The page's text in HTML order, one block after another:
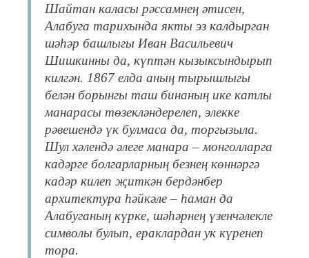
Шайтан каласы рәссамнең әтисен,
Алабуга тарихында якты эз калдырган
шәһәр башлыгы Иван Васильевич
Шишкинны да, күптән кызыксындырып
килгән. 1867 елда аның тырышлыгы
белән борынгы таш бинаның ике катлы
манарасы төзекләндерелеп, элекке
рәвешендә үк булмаса да, торгызыла.
Шул хәлендә әлеге манара – монголларга
кадәрге болгарларның безнең көннәргә
кадәр килеп җиткән бердәнбер
архитектура һәйкәле – һаман да
Алабуганың күрке, шәһәрнең үзенчәлекле
символы булып, ераклардан ук күренеп
тора.